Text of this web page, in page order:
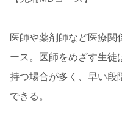
医師や薬剤師など医療関
ース。医師をめざす生徒
持つ場合が多く、早い段
できる。